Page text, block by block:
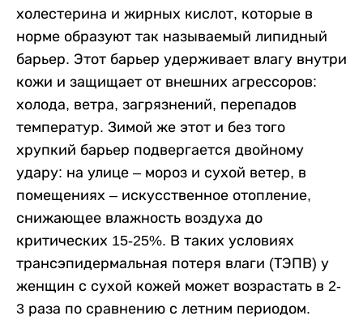
холестерина и жирных кислот, которые в
норме образуют так называемый липидный
барьер. Этот барьер удерживает влагу внутри
кожи и защищает от внешних агрессоров:
холода, ветра, загрязнений, перепадов
температур. Зимой же этот и без того
хрупкий барьер подвергается двойному
удару: на улице – мороз и сухой ветер, в
помещениях – искусственное отопление,
снижающее влажность воздуха до
критических 15-25%. В таких условиях
трансэпидермальная потеря влаги (ТЭПВ) у
женщин с сухой кожей может возрастать в 2-
3 раза по сравнению с летним периодом.